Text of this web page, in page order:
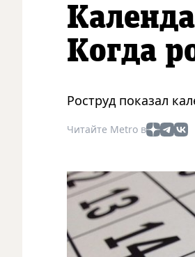
Когда
Роструд показал
Читайте Metro в